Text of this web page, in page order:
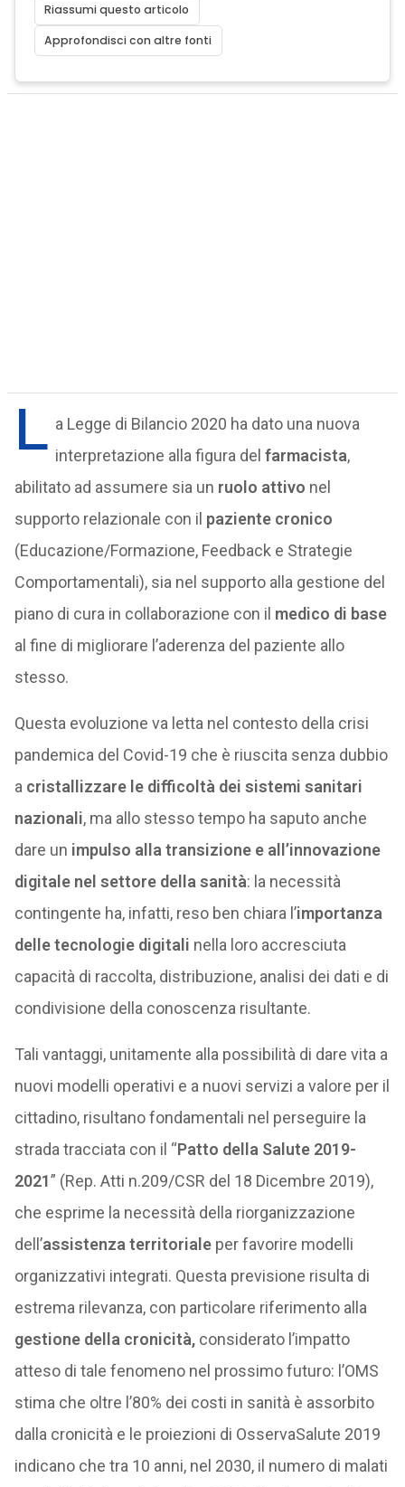
Riassumi questo articolo
Approfondisci con altre fonti
L a Legge di Bilancio 2020 ha dato una nuova
interpretazione alla figura del farmacista,
abilitato ad assumere sia un ruolo attivo nel
supporto relazionale con il paziente cronico
(Educazione/Formazione, Feedback e Strategie
Comportamentali), sia nel supporto alla gestione del
piano di cura in collaborazione con il medico di base
al fine di migliorare l’aderenza del paziente allo
stesso.
Questa evoluzione va letta nel contesto della crisi
pandemica del Covid-19 che è riuscita senza dubbio
a cristallizzare le difficoltà dei sistemi sanitari
nazionali, ma allo stesso tempo ha saputo anche
dare un impulso alla transizione e all’innovazione
digitale nel settore della sanità: la necessità
contingente ha, infatti, reso ben chiara l’importanza
delle tecnologie digitali nella loro accresciuta
capacità di raccolta, distribuzione, analisi dei dati e di
condivisione della conoscenza risultante.
Tali vantaggi, unitamente alla possibilità di dare vita a
nuovi modelli operativi e a nuovi servizi a valore per il
cittadino, risultano fondamentali nel perseguire la
strada tracciata con il “Patto della Salute 2019-
2021” (Rep. Atti n.209/CSR del 18 Dicembre 2019),
che esprime la necessità della riorganizzazione
dell’assistenza territorialeper favorire modelli
organizzativi integrati. Questa previsione risulta di
estrema rilevanza, con particolare riferimento alla
gestione della cronicità,considerato l’impatto
atteso di tale fenomeno nel prossimo futuro: l’OMS
stima che oltre l’80% dei costi in sanità è assorbito
dalla cronicità e le proiezioni di OsservaSalute 2019
indicano che tra 10 anni, nel 2030, il numero di malati